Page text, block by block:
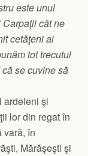
este unul
cât ne
cetăţeni ai
tot trecutul
se cuvine să
ardeleni şi
lor din regat în
vară, în
Mărăşeşti şi